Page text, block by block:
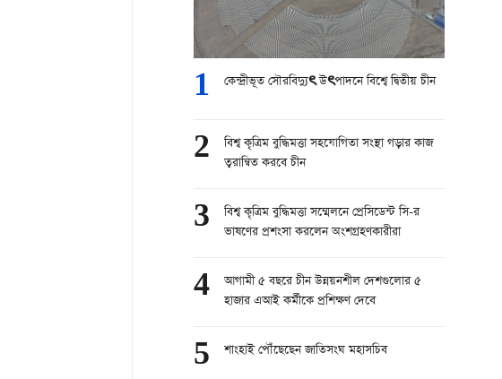
1 কেন্দ্রীভূত সৌরবিদ্যুৎ উৎপাদনে বিশ্বে দ্বিতীয় চীন
2
বিশ্ব কৃত্রিম বুদ্ধিমত্তা সহযোগিতা সংস্থা গড়ার কাজ
ত্বরান্বিত করবে চীন
3
বিশ্ব কৃত্রিম বুদ্ধিমত্তা সম্মেলনে প্রেসিডেন্ট সি-র
ভাষণের প্রশংসা করলেন অংশগ্রহণকারীরা
4
আগামী ৫ বছরে চীন উন্নয়নশীল দেশগুলোর ৫
হাজার এআই কর্মীকে প্রশিক্ষণ দেবে
5 শাংহাই পৌঁছেছেন জাতিসংঘ মহাসচিব